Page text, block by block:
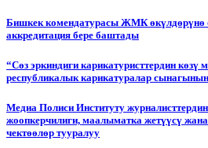
Бишкек комендатурасы ЖМК өкүлдөрүнө
аккредитация бере баштады
“Сөз эркиндиги карикатуристтердин
республикалык карикатуралар
Медиа Полиси Институту
жоопкерчилиги, маалыматка жетүүсү
чектөөлөр тууралуу